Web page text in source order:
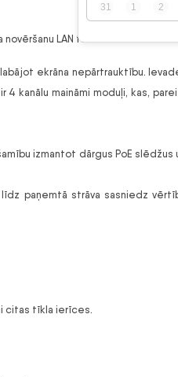
31
1 2
novēršanu LAN tīklos.
ekrāna nepārtrauktību.
kanālu maināmi moduļi, kas,
izmantot dārgus PoE slēdžus
paņemtā strāva sasniedz
citas tīkla ierīces.